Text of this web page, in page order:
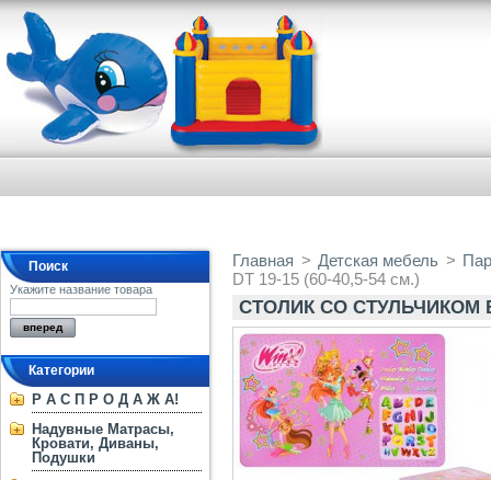
Поиск
Укажите название товара
Категории
Р А С П Р О Д А Ж А!
Надувные Матрасы,
Кровати, Диваны,
Подушки
Главная > Детская мебель >
DT 19-15 (60-40,5-54 см.)
СТОЛИК СО СТУЛЬЧИКОМ